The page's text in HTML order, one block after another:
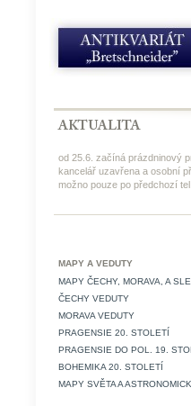
od 25.6. začíná prázdninový
kancelář uzavřena a osobní
možno pouze po předchozí
MAPY A VEDUTY
MAPY ČECHY, MORAVA, A
ČECHY VEDUTY
MORAVA VEDUTY
PRAGENSIE 20. STOLETÍ
PRAGENSIE DO POL. 19.
BOHEMIKA 20. STOLETÍ
MAPY SVĚTA A